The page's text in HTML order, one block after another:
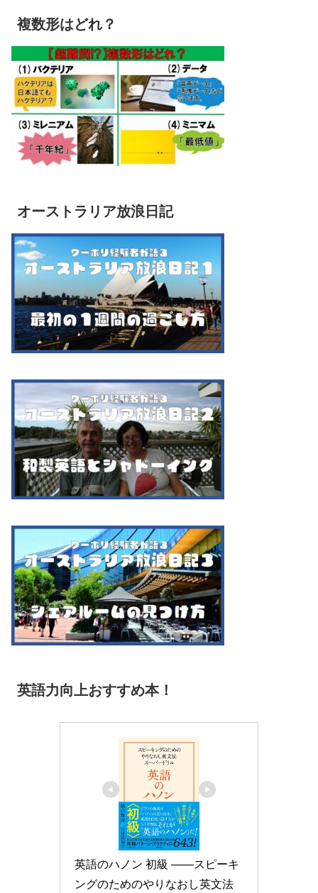
複数形はどれ？
オーストラリア放浪日記
英語力向上おすすめ本！
英語のハノン 初級 ――スピーキ
ングのためのやりなおし英文法